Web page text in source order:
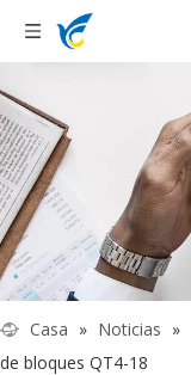
Casa » Noticias »
de bloques QT4-18